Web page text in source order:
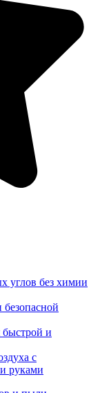
углов без химии
и
с
руками